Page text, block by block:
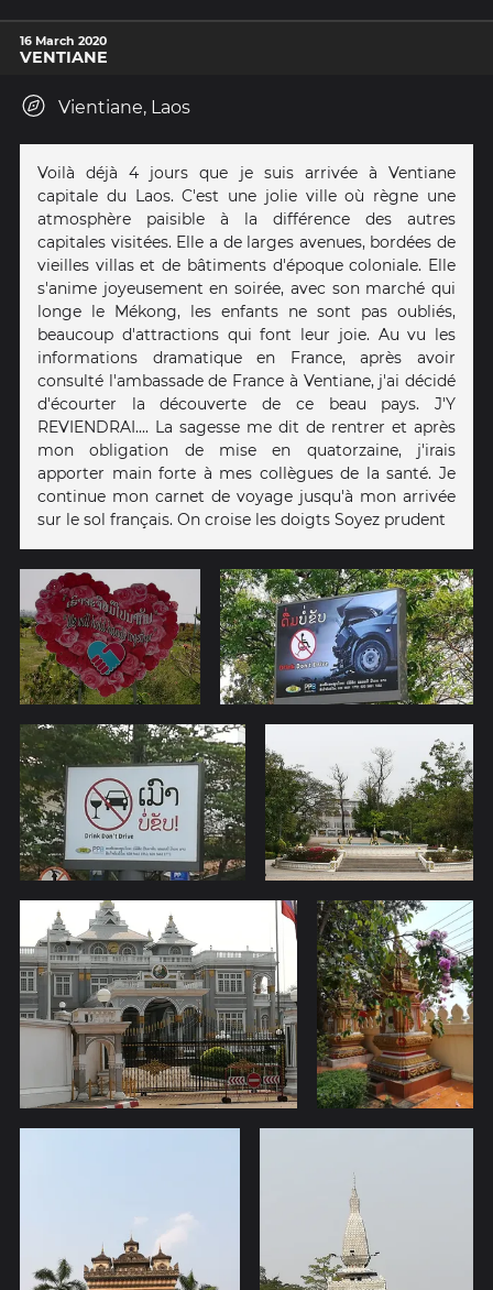
16 March 2020
VENTIANE
Vientiane, Laos
Voilà déjà 4 jours que je suis arrivée à Ventiane
capitale du Laos. C'est une jolie ville où règne une
atmosphère paisible à la différence des autres
capitales visitées. Elle a de larges avenues, bordées de
vieilles villas et de bâtiments d'époque coloniale. Elle
s'anime joyeusement en soirée, avec son marché qui
longe le Mékong, les enfants ne sont pas oubliés,
beaucoup d'attractions qui font leur joie. Au vu les
informations dramatique en France, après avoir
consulté l'ambassade de France à Ventiane, j'ai décidé
d'écourter la découverte de ce beau pays. J'Y
REVIENDRAI.... La sagesse me dit de rentrer et après
mon obligation de mise en quatorzaine, j'irais
apporter main forte à mes collègues de la santé. Je
continue mon carnet de voyage jusqu'à mon arrivée
sur le sol français. On croise les doigts Soyez prudent